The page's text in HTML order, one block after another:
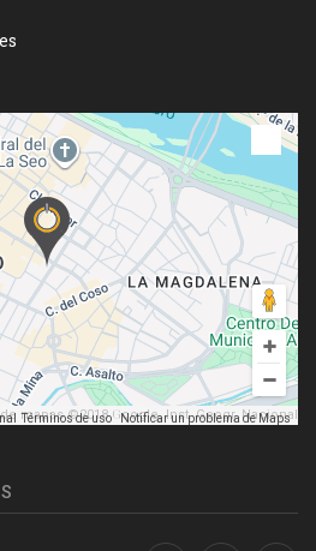
mapas ©2018 Google, Inst. Geogr. Nacional
Términos de uso Notificar un problema de Maps